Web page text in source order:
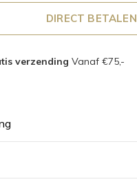
DIRECT BETALEN
verzending Vanaf €75,-